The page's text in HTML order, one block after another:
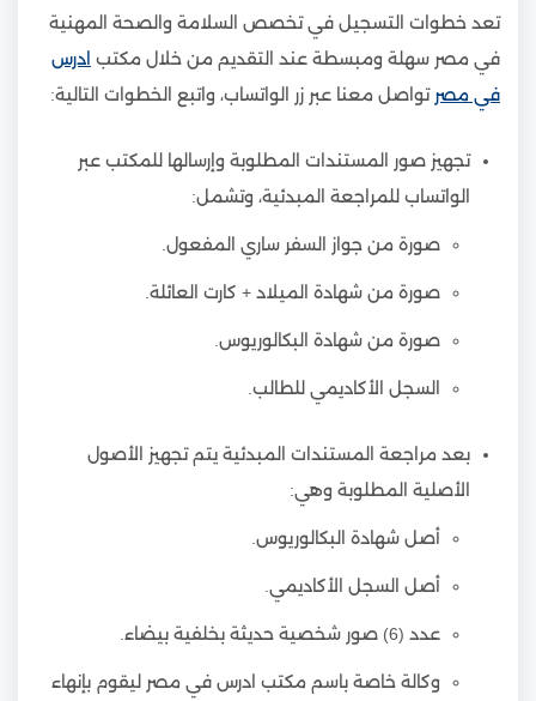
تعد خطوات التسجيل في تخصص السلامة والصحة المهنية
في مصر سهلة ومبسطة عند التقديم من خلال مكتب ادرس
في مصر تواصل معنا عبر زر الواتساب، واتبع الخطوات التالية:
تجهيز صور المستندات المطلوبة وإرسالها للمكتب عبر
الواتساب للمراجعة المبدئية، وتشمل:
صورة من جواز السفر ساري المفعول.
صورة من شهادة الميلاد + كارت العائلة.
صورة من شهادة البكالوريوس.
السجل الأكاديمي للطالب.
بعد مراجعة المستندات المبدئية يتم تجهيز الأصول
الأصلية المطلوبة وهي:
أصل شهادة البكالوريوس.
أصل السجل الأكاديمي.
عدد (6) صور شخصية حديثة بخلفية بيضاء.
وكالة خاصة باسم مكتب ادرس في مصر ليقوم بإنهاء